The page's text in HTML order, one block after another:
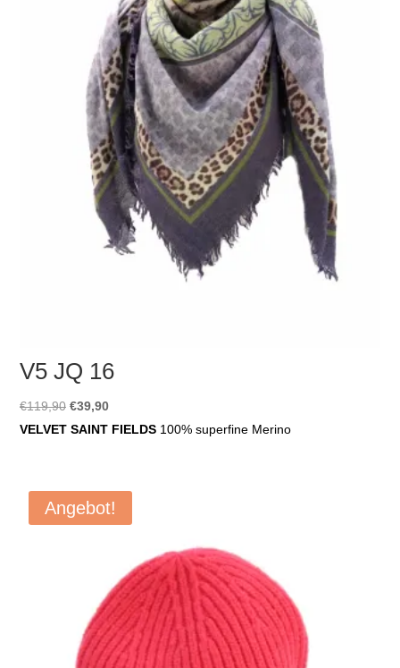
V5 JQ 16
€119,90 Ursprünglicher
Preis
€39,90Aktueller
Preis
VELVET SAINT FIELDS 100% superfine Merino
Angebot!